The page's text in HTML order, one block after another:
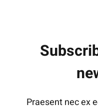
2200,00
Praesent nec ex